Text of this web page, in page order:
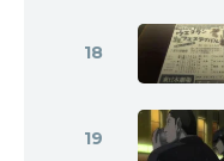
18
19